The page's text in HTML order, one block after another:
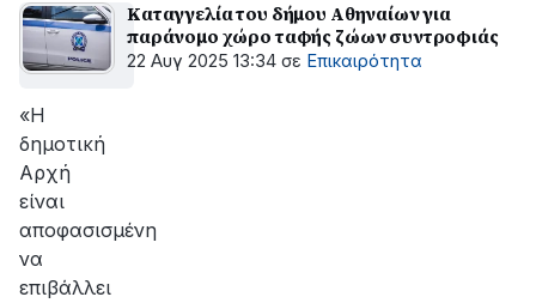
Καταγγελία του δήμου Αθηναίων για
παράνομο χώρο ταφής ζώων συντροφιάς
22 Αυγ 2025 13:34 σε Επικαιρότητα
«Η
δημοτική
Αρχή
είναι
αποφασισμένη
να
επιβάλλει